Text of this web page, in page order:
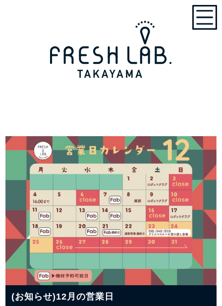
(お知らせ)12月の営業日